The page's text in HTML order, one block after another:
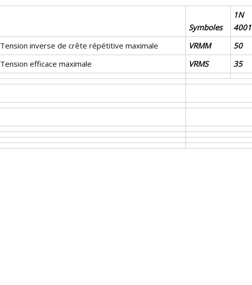
Symboles
1N
4001
Tension inverse de crête répétitive maximale
VRMM 50
Tension efficace maximale
VRMS 35